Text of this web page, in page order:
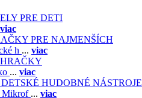
PRE DETI
viac
PRE NAJMENŠÍCH
h ... viac
... viac
DETSKÉ HUDOBNÉ NÁSTROJE
Mikrof ... viac